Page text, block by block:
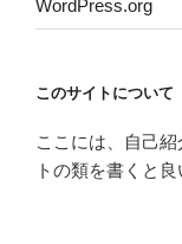
WordPress.org
このサイトについて
ここには、自己
トの類を書くと良